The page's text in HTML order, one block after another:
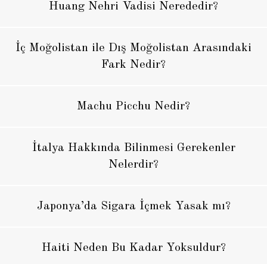
Huang Nehri Vadisi Nerededir?
İç Moğolistan ile Dış Moğolistan Arasındaki
Fark Nedir?
Machu Picchu Nedir?
İtalya Hakkında Bilinmesi Gerekenler
Nelerdir?
Japonya’da Sigara İçmek Yasak mı?
Haiti Neden Bu Kadar Yoksuldur?